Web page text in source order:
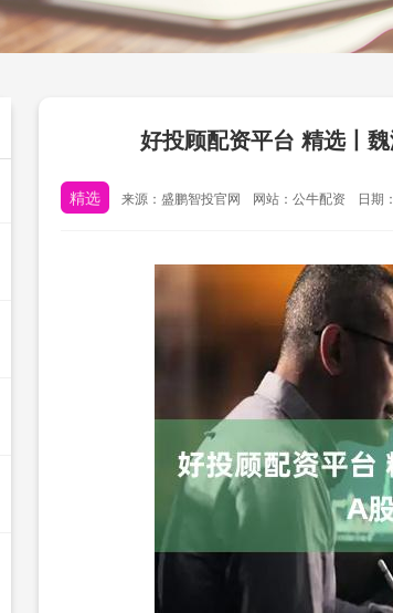
好投顾配资平台 精选丨
精选 来源：盛鹏智投官网 网站：公牛配资 日期